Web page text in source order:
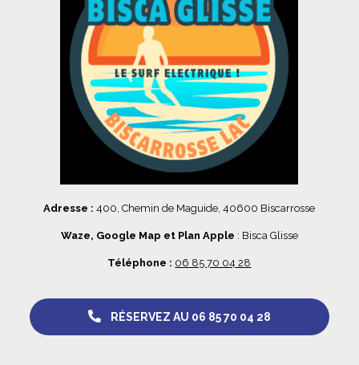
Adresse : 400, Chemin de Maguide, 40600 Biscarrosse
Waze, Google Map et Plan Apple : Bisca Glisse
Téléphone : 06 85 70 04 28
RÉSERVEZ AU 06 85 70 04 28